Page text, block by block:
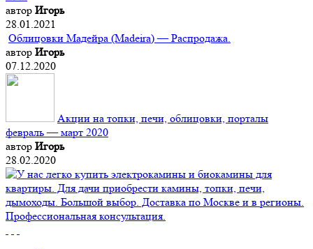
автор Игорь
28.01.2021
Облицовки Мадейра (Мadeira) — Распродажа.
автор Игорь
07.12.2020
Акции на топки, печи, облицовки, порталы
февраль — март 2020
автор Игорь
28.02.2020